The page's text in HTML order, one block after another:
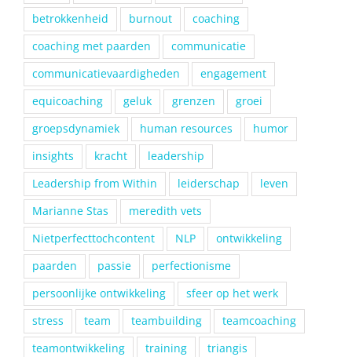
betrokkenheid
burnout
coaching
coaching met paarden
communicatie
communicatievaardigheden
engagement
equicoaching
geluk grenzen
groei
groepsdynamiek
human resources
humor
insights
kracht
leadership
Leadership from Within
leiderschap
leven
Marianne Stas
meredith vets
Nietperfecttochcontent
NLP
ontwikkeling
paarden
passie
perfectionisme
persoonlijke ontwikkeling
sfeer op het werk
stress
team teambuilding
teamcoaching
teamontwikkeling
training
triangis